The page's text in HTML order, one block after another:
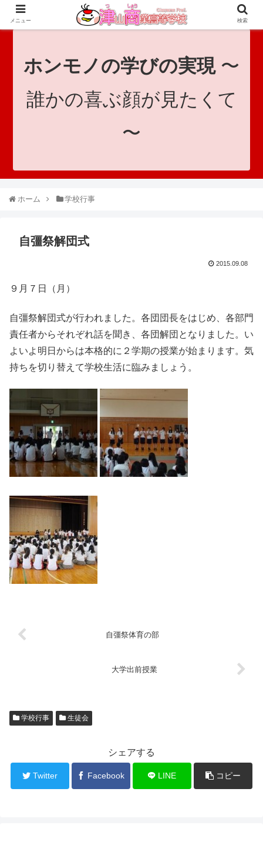
since 1921｜地域と共に未来へつなげ！｜Tsuyama Commercial High School
ホンモノの学びの実現〜
誰かの喜ぶ顔が見たくて
〜
ホーム 学校行事
自彊祭解団式
2015.09.08
９月７日（月）
自彊祭解団式が行われました。各団団長をはじめ、各部門
責任者からそれぞれ話を聞き、各団解団となりました。い
よいよ明日からは本格的に２学期の授業が始まります。気
持ちを切り替えて学校生活に臨みましょう。
自彊祭体育の部
大学出前授業
学校行事 生徒会
シェアする
Twitter Facebook LINE コピー
メニュー 検索